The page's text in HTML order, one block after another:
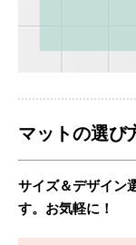
マットの選び
サイズ＆デザイン
す。お気軽に！